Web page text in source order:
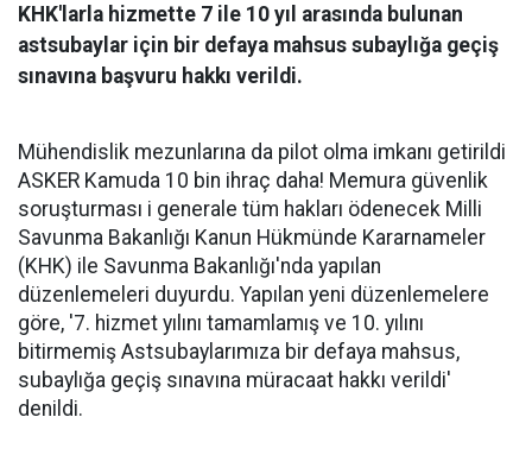
KHK'larla hizmette 7 ile 10 yıl arasında bulunan
astsubaylar için bir defaya mahsus subaylığa geçiş
sınavına başvuru hakkı verildi.
Mühendislik mezunlarına da pilot olma imkanı getirildi
ASKER Kamuda 10 bin ihraç daha! Memura güvenlik
soruşturması i generale tüm hakları ödenecek Milli
Savunma Bakanlığı Kanun Hükmünde Kararnameler
(KHK) ile Savunma Bakanlığı'nda yapılan
düzenlemeleri duyurdu. Yapılan yeni düzenlemelere
göre, '7. hizmet yılını tamamlamış ve 10. yılını
bitirmemiş Astsubaylarımıza bir defaya mahsus,
subaylığa geçiş sınavına müracaat hakkı verildi'
denildi.